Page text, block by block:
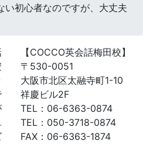
い初心者なのですが、大丈夫
【COCCO英会話梅田校】
〒530-0051
大阪市北区太融寺町1-10
祥慶ビル2F
TEL：06-6363-0874
TEL：050-3718-0874
FAX：06-6363-1874